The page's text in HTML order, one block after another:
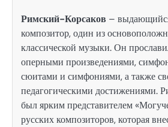
Римский-Корсаков –
композитор, один из
классической музыки. Он
оперными произведениями,
сюитами и симфониями, а также
педагогическими достижениями.
был ярким представителем
русских композиторов, которая